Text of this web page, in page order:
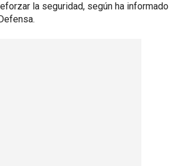
la seguridad, según ha informado